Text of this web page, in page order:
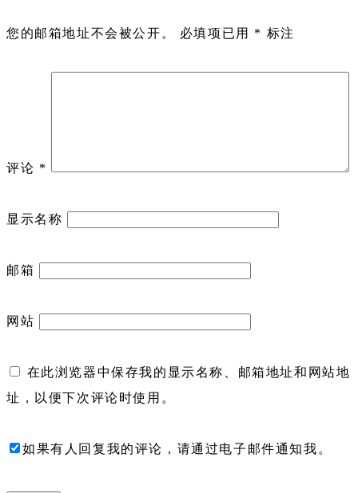
您的邮箱地址不会被公开。 必填项已用 * 标注
评论 *
显示名称
邮箱
网站
在此浏览器中保存我的显示名称、邮箱地址和网站地
址，以便下次评论时使用。
如果有人回复我的评论，请通过电子邮件通知我。